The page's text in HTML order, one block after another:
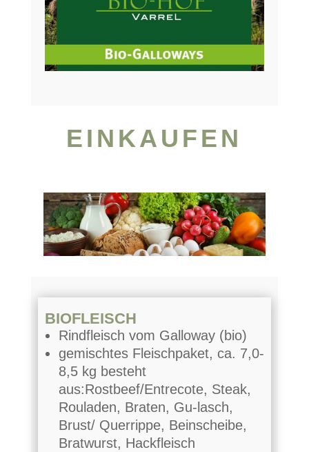
EINKAUFEN
BIOFLEISCH
Rindfleisch vom Galloway (bio)
gemischtes Fleischpaket, ca. 7,0-
8,5 kg besteht
aus:Rostbeef/Entrecote, Steak,
Rouladen, Braten, Gu-lasch,
Brust/ Querrippe, Beinscheibe,
Bratwurst, Hackfleisch